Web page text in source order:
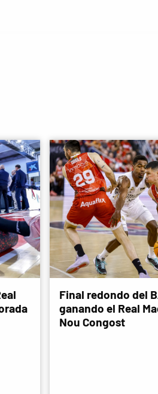
Final redondo del
ganando el Real
Nou Congost